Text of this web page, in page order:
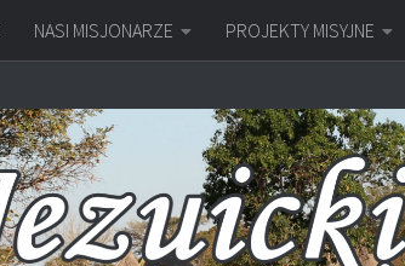
NASI MISJONARZE PROJEKTY MISYJNE